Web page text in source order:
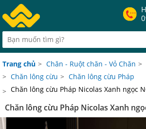
Trang chủ > Chăn - Ruột chăn - Vỏ Chăn >
> Chăn lông cừu > Chăn lông cừu Pháp
> Chăn lông cừu Pháp Nicolas Xanh ngọc
Chăn lông cừu Pháp Nicolas Xanh